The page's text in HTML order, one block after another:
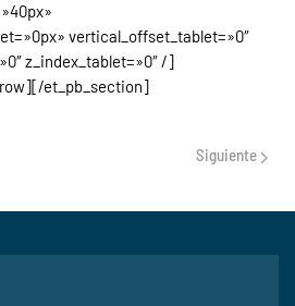
vertical_offset_tablet=»0″
z_index_tablet=»0″ /]
et_pb_section]
Siguiente